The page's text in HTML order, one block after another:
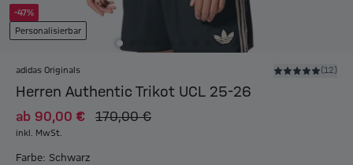
-47%
Personalisierbar
adidas Originals (12)
Herren Authentic Trikot UCL 25-26
ab 90,00 € 170,00 €
inkl. MwSt.
Farbe: Schwarz